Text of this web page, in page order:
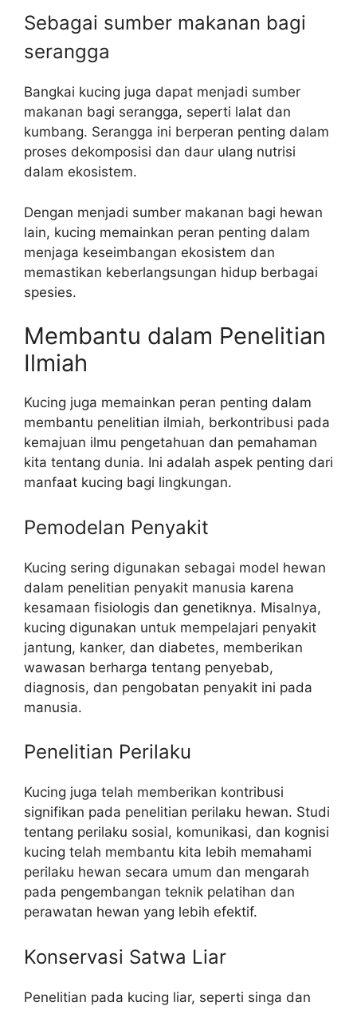
Sebagai sumber makanan bagi
serangga
Bangkai kucing juga dapat menjadi sumber
makanan bagi serangga, seperti lalat dan
kumbang. Serangga ini berperan penting dalam
proses dekomposisi dan daur ulang nutrisi
dalam ekosistem.
Dengan menjadi sumber makanan bagi hewan
lain, kucing memainkan peran penting dalam
menjaga keseimbangan ekosistem dan
memastikan keberlangsungan hidup berbagai
spesies.
Membantu dalam Penelitian
Ilmiah
Kucing juga memainkan peran penting dalam
membantu penelitian ilmiah, berkontribusi pada
kemajuan ilmu pengetahuan dan pemahaman
kita tentang dunia. Ini adalah aspek penting dari
manfaat kucing bagi lingkungan.
Pemodelan Penyakit
Kucing sering digunakan sebagai model hewan
dalam penelitian penyakit manusia karena
kesamaan fisiologis dan genetiknya. Misalnya,
kucing digunakan untuk mempelajari penyakit
jantung, kanker, dan diabetes, memberikan
wawasan berharga tentang penyebab,
diagnosis, dan pengobatan penyakit ini pada
manusia.
Penelitian Perilaku
Kucing juga telah memberikan kontribusi
signifikan pada penelitian perilaku hewan. Studi
tentang perilaku sosial, komunikasi, dan kognisi
kucing telah membantu kita lebih memahami
perilaku hewan secara umum dan mengarah
pada pengembangan teknik pelatihan dan
perawatan hewan yang lebih efektif.
Konservasi Satwa Liar
Penelitian pada kucing liar, seperti singa dan